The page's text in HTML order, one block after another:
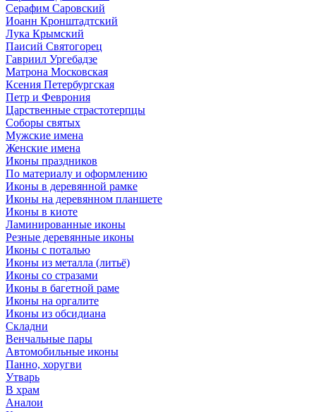
Серафим Саровский
Иоанн Кронштадтский
Лука Крымский
Паисий Святогорец
Гавриил Ургебадзе
Матрона Московская
Ксения Петербургская
Петр и Феврония
Царственные страстотерпцы
Соборы святых
Мужские имена
Женские имена
Иконы праздников
По материалу и оформлению
Иконы в деревянной рамке
Иконы на деревянном планшете
Иконы в киоте
Ламинированные иконы
Резные деревянные иконы
Иконы с поталью
Иконы из металла (литьё)
Иконы со стразами
Иконы в багетной раме
Иконы на оргалите
Иконы из обсидиана
Складни
Венчальные пары
Автомобильные иконы
Панно, хоругви
Утварь
В храм
Аналои